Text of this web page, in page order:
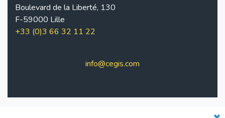
Boulevard de la Liberté, 130
F-59000 Lille
+33 (0)3 66 32 11 22
info@cegis.com